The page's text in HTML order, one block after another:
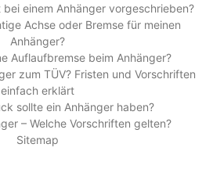
einem Anhänger vorgeschrieben?
Achse oder Bremse für meinen
Anhänger?
Auflaufbremse beim Anhänger?
zum TÜV? Fristen und Vorschriften
einfach erklärt
sollte ein Anhänger haben?
– Welche Vorschriften gelten?
Sitemap